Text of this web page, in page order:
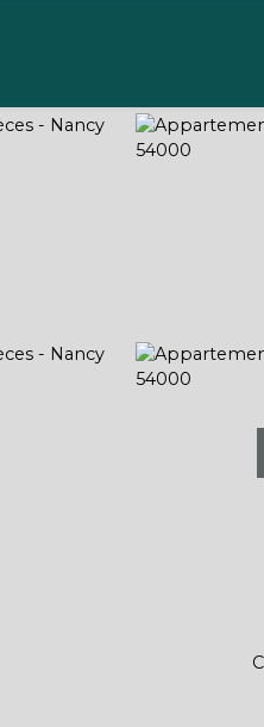
Recrutement